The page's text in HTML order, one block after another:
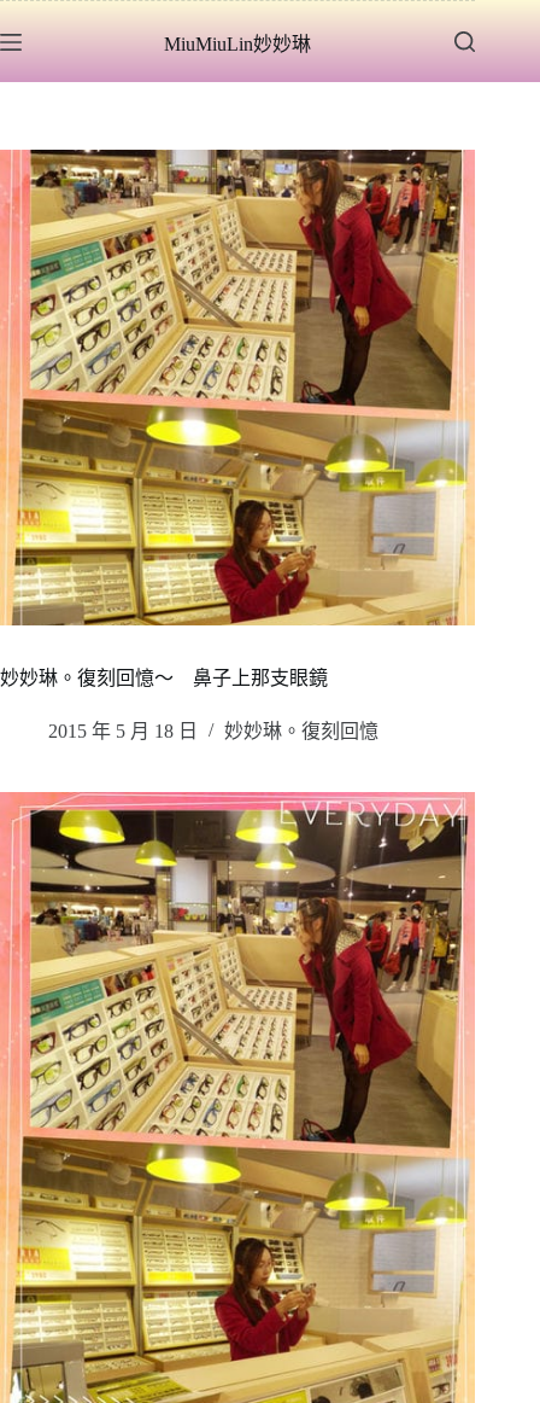
至
MiuMiuLin妙妙琳
妙妙琳。復刻回憶～ 鼻子上那支眼鏡
2015 年 5 月 18 日 妙妙琳。復刻回憶